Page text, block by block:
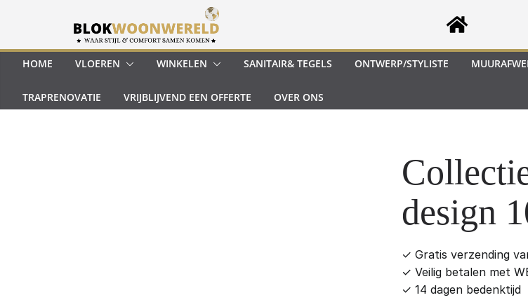
inhoudHOME VLOEREN WINKELEN SANITAIR& TEGELS ONTWERP/STYLISTE
TRAPRENOVATIE VRIJBLIJVEND EEN OFFERTE OVER ONS
design
✓ Gratis verzending
✓ Veilig betalen met
✓ 14 dagen bedenktijd